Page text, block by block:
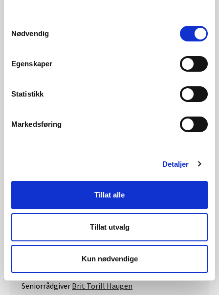
Nødvendig
Egenskaper
Statistikk
Markedsføring
Detaljer
Tillat alle
Tillat utvalg
Kun nødvendige
for nettselskapene høsten 2024.
tilsvarende løsning også for de som skal søke om store
vannkraftsaker. Også søknader om detaljplan skal snart
I år er også et arbeid med
at saksbehandlere får bedre støtte i sitt
daglige arbeid. Ett eksempel på tiltak under arbeid
er å bruke KI-støtte til å oppsummere høringer.
Seniorrådgiver Brit Torill Haugen